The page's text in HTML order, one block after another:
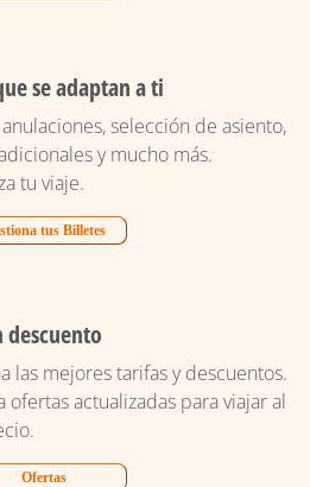
se adaptan a ti
selección de asiento,
y mucho más.
tu viaje.
tus Billetes
descuento
las mejores tarifas y descuentos.
ofertas actualizadas para viajar al
Ofertas